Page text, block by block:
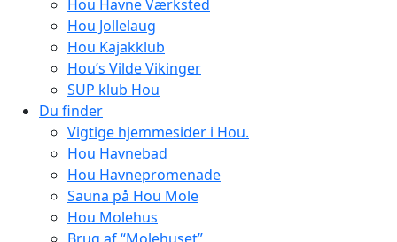
Hou Havne Værksted
Hou Jollelaug
Hou Kajakklub
Hou’s Vilde Vikinger
SUP klub Hou
Du finder
Vigtige hjemmesider i Hou.
Hou Havnebad
Hou Havnepromenade
Sauna på Hou Mole
Hou Molehus